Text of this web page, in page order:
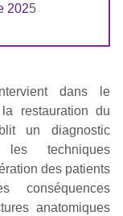
2025
dans le
restauration du
un diagnostic
techniques
des patients
anatomiques